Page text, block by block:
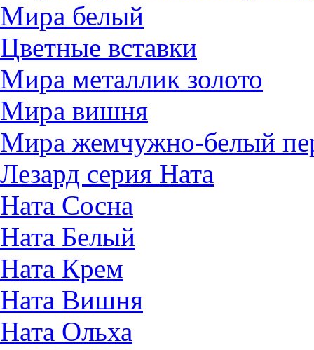
Мира белый
Цветные вставки
Мира металлик золото
Мира вишня
Мира жемчужно-белый
Лезард серия Ната
Ната Сосна
Ната Белый
Ната Крем
Ната Вишня
Ната Ольха